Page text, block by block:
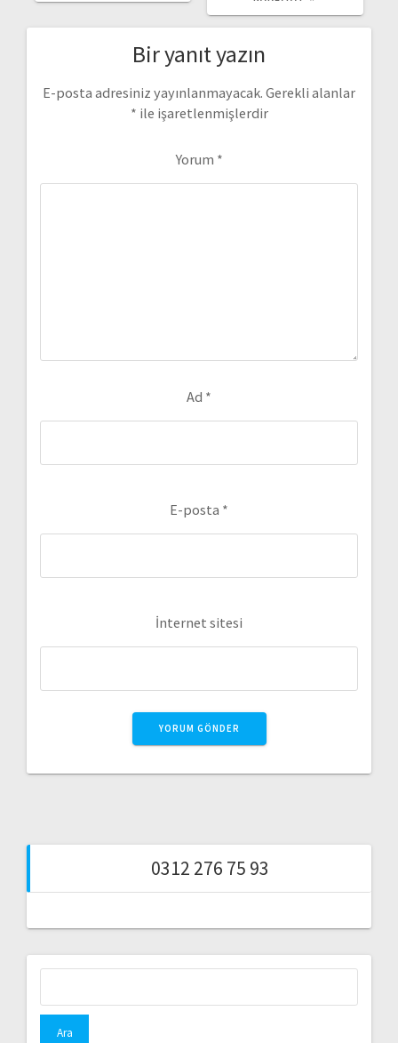
Bir yanıt yazın
E-posta adresiniz yayınlanmayacak. Gerekli alanlar
* ile işaretlenmişlerdir
Yorum *
Ad *
E-posta *
İnternet sitesi
0312 276 75 93